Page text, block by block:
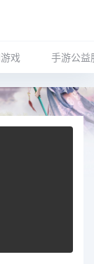
戏 手游公益